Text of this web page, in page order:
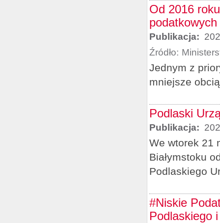
Od 2016
podatkowych
Publikacja:
Źródło:
Jednym z
mniejsze
Podlaski
Publikacja:
We wtorek 21
Białymstoku
Podlaskiego
#Niskie
Podlaskiego